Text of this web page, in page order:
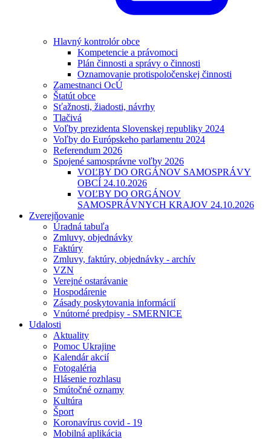
Hlavný kontrolór obce
Kompetencie a právomoci
Plán činnosti a správy o činnosti
Oznamovanie protispoločenskej činnosti
Zamestnanci OcÚ
Štatút obce
Sťažnosti, žiadosti, návrhy
Tlačivá
Voľby prezidenta Slovenskej republiky 2024
Voľby do Európskeho parlamentu 2024
Referendum 2026
Spojené samosprávne voľby 2026
VOĽBY DO ORGÁNOV SAMOSPRÁVY
OBCÍ 24.10.2026
VOĽBY DO ORGÁNOV
SAMOSPRÁVNYCH KRAJOV 24.10.2026
Zverejňovanie
Úradná tabuľa
Zmluvy, objednávky
Faktúry
Zmluvy, faktúry, objednávky - archív
VZN
Verejné ostarávanie
Hospodárenie
Zásady poskytovania informácií
Vnútorné predpisy - SMERNICE
Udalosti
Aktuality
Pomoc Ukrajine
Kalendár akcií
Fotogaléria
Hlásenie rozhlasu
Smútočné oznamy
Kultúra
Šport
Koronavírus covid - 19
Mobilná aplikácia